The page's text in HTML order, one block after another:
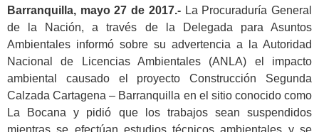
Barranquilla, mayo 27 de 2017.-La Procuraduría General
de la Nación, a través de la Delegada para Asuntos
Ambientales informó sobre su advertencia a la Autoridad
Nacional de Licencias Ambientales (ANLA) el impacto
ambiental causado el proyecto Construcción Segunda
Calzada Cartagena – Barranquilla en el sitio conocido como
La Bocana y pidió que los trabajos sean suspendidos
mientras se efectúan estudios técnicos ambientales y se